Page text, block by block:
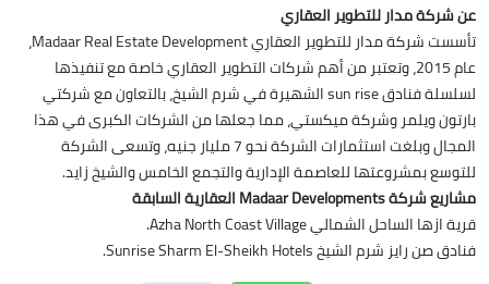
عن شركة مدار للتطوير العقاري
تأسست شركة مدار للتطوير العقاري Madaar Real Estate Development،
عام 2015، وتعتبر من أهم شركات التطوير العقاري خاصة مع تنفيذها
لسلسلة فنادق sun rise الشهيرة في شرم الشيخ، بالتعاون مع شركتي
بارتون ويلمر وشركة ميكستي، مما جعلها من الشركات الكبرى في هذا
المجال وبلغت استثمارات الشركة نحو 7 مليار جنيه، وتسعى الشركة
للتوسع بمشروعتها للعاصمة الإدارية والتجمع الخامس والشيخ زايد.
مشاريع شركة Madaar Developments العقارية السابقة
قرية ازها الساحل الشمالي Azha North Coast Village.
فنادق صن رايز شرم الشيخ Sunrise Sharm El-Sheikh Hotels.